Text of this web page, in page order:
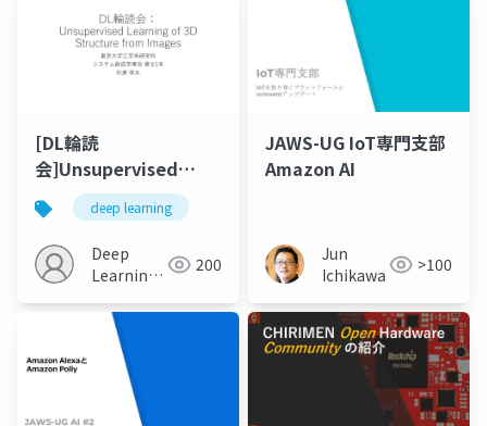
[DL輪読
会]Unsupervised
Learning of 3D
Structure from
Images
deep learning
Deep
Learning
200
JAWS-UG IoT専門支部
Amazon AI
Jun
Ichikawa
>100